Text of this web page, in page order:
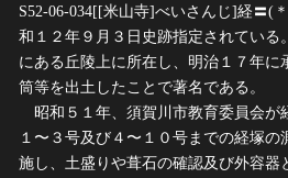
S52-06-034[[米山寺]べいさんじ]経〓(
和１２年９月３日史跡指定されている
にある丘陵上に所在し、明治１７年に
筒等を出土したことで著名である。
昭和５１年、須賀川市教育委員会が
１〜３号及び４〜１０号までの経塚
施し、土盛りや葺石の確認及び外容器